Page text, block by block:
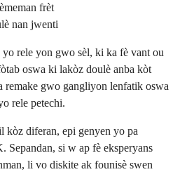
frèt
nan jwenti
rele yon gwo sèl, ki ka fè vant ou
oswa ki lakòz doulè anba kòt
remake gwo gangliyon lenfatik oswa
rele petechi.
kòz diferan, epi genyen yo pa
Sepandan, si w ap fè eksperyans
li vo diskite ak founisè swen